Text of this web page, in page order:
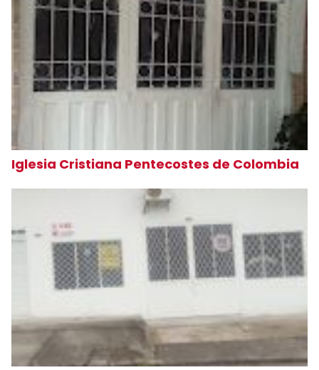
Iglesia Cristiana Pentecostes de Colombia